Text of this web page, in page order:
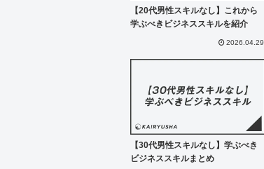
【20代男性スキルなし】これから
学ぶべきビジネススキルを紹介
2026.04.29
【30代男性スキルなし】学ぶべき
ビジネススキルまとめ